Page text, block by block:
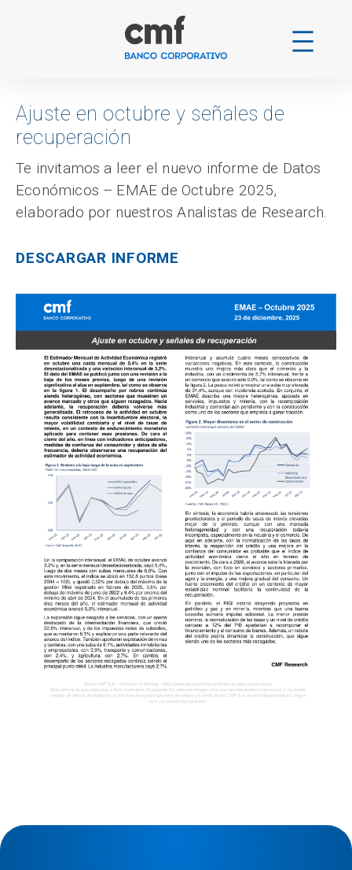
Ajuste en octubre y señales de
recuperación
Te invitamos a leer el nuevo informe de Datos
Económicos – EMAE de Octubre 2025,
elaborado por nuestros Analistas de Research.
DESCARGAR INFORME